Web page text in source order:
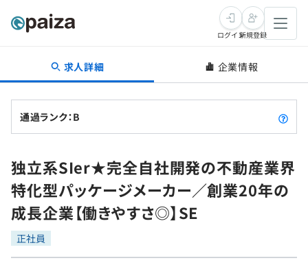
転職・キャリア
転職成功ガイド
転職エージェント
インタビュー
転職成功ガイド
新卒就活
求人検索
本選考
インターン
学習
問題集
プログラミング言語
ゲーム・マンガ
ログイン新規登録
求人詳細 企業情報
通過ランク：B
独立系SIer★完全自社開発の不動産業界
特化型パッケージメーカー／創業20年の
成長企業【働きやすさ◎】SE
正社員